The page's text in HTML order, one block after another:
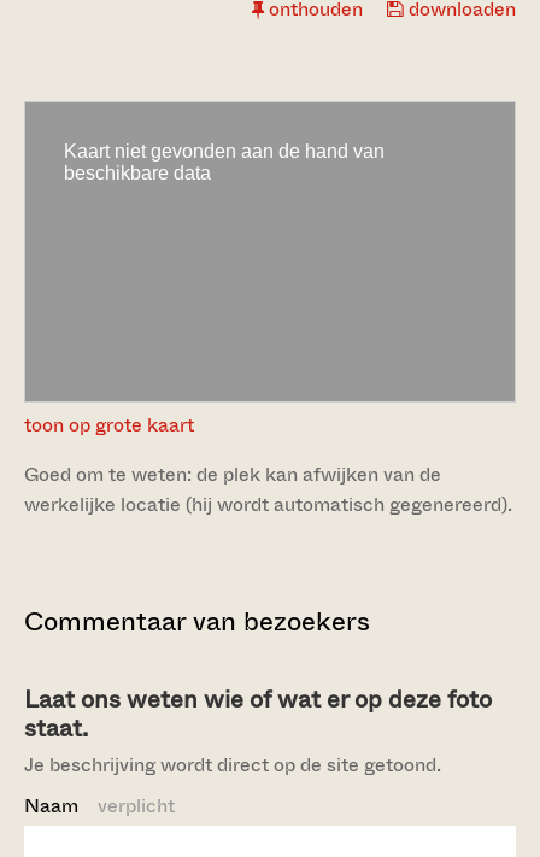
onthouden downloaden
toon op grote kaart
Goed om te weten: de plek kan afwijken van de
werkelijke locatie (hij wordt automatisch gegenereerd).
Commentaar van bezoekers
Laat ons weten wie of wat er op deze foto
staat.
Je beschrijving wordt direct op de site getoond.
Naam verplicht